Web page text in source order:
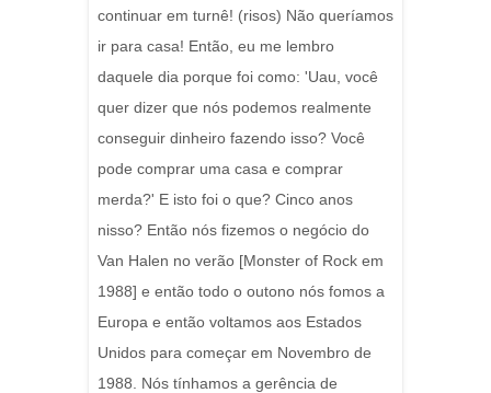
continuar em turnê! (risos) Não queríamos
ir para casa! Então, eu me lembro
daquele dia porque foi como: 'Uau, você
quer dizer que nós podemos realmente
conseguir dinheiro fazendo isso? Você
pode comprar uma casa e comprar
merda?' E isto foi o que? Cinco anos
nisso? Então nós fizemos o negócio do
Van Halen no verão [Monster of Rock em
1988] e então todo o outono nós fomos a
Europa e então voltamos aos Estados
Unidos para começar em Novembro de
1988. Nós tínhamos a gerência de